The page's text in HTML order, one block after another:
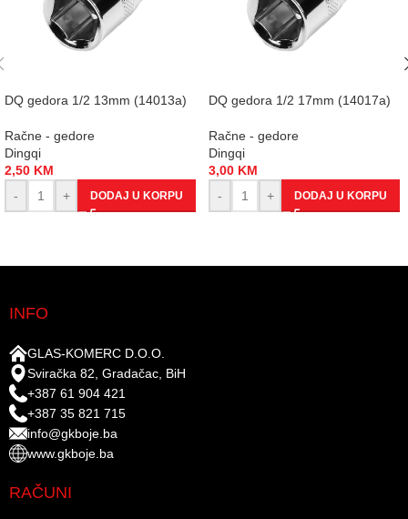
DQ gedora 1/2 13mm (14013a)
Račne - gedore
Dingqi
2,50 KM
-
+ DODAJ U KORPU
DQ gedora 1/2 17mm (14017a)
Račne - gedore
Dingqi
3,00 KM
-
+ DODAJ U KORPU
INFO
GLAS-KOMERC D.O.O.
Sviračka 82, Gradačac, BiH
+387 61 904 421
+387 35 821 715
info@gkboje.ba
www.gkboje.ba
RAČUNI